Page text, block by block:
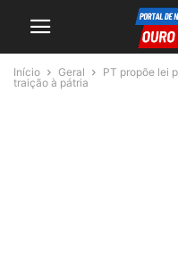
Início Geral
PT propõe lei
traição à pátria